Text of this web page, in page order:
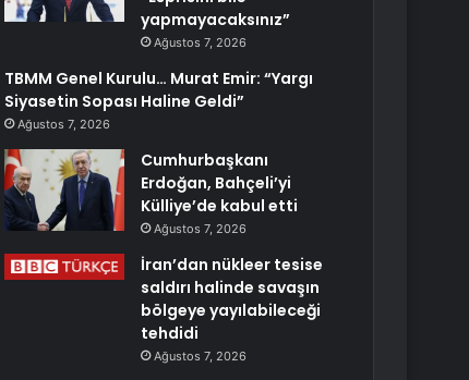
yapmayacaksınız”
Ağustos 7, 2026
TBMM Genel Kurulu… Murat Emir: “Yargı
Siyasetin Sopası Haline Geldi”
Ağustos 7, 2026
Cumhurbaşkanı
Erdoğan, Bahçeli’yi
Külliye’de kabul etti
Ağustos 7, 2026
İran’dan nükleer tesise
saldırı halinde savaşın
bölgeye yayılabileceği
tehdidi
Ağustos 7, 2026